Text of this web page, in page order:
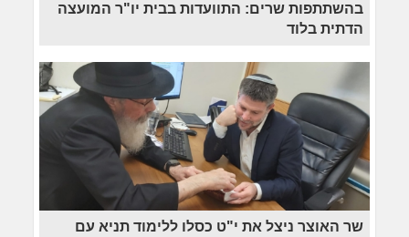
בהשתתפות שרים: התוועדות בבית יו"ר המועצה
הדתית בלוד
שר האוצר ניצל את י"ט כסלו ללימוד תניא עם